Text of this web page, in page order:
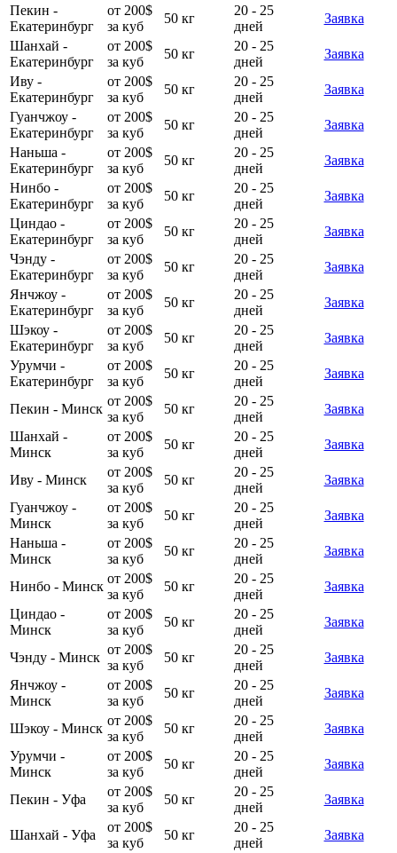
Пекин -
Екатеринбург
от 200$
за куб
50 кг
20 - 25
дней
Заявка
Шанхай -
Екатеринбург
от 200$
за куб
50 кг
20 - 25
дней
Заявка
Иву -
Екатеринбург
от 200$
за куб
50 кг
20 - 25
дней
Заявка
Гуанчжоу -
Екатеринбург
от 200$
за куб
50 кг
20 - 25
дней
Заявка
Наньша -
Екатеринбург
от 200$
за куб
50 кг
20 - 25
дней
Заявка
Нинбо -
Екатеринбург
от 200$
за куб
50 кг
20 - 25
дней
Заявка
Циндао -
Екатеринбург
от 200$
за куб
50 кг
20 - 25
дней
Заявка
Чэнду -
Екатеринбург
от 200$
за куб
50 кг
20 - 25
дней
Заявка
Янчжоу -
Екатеринбург
от 200$
за куб
50 кг
20 - 25
дней
Заявка
Шэкоу -
Екатеринбург
от 200$
за куб
50 кг
20 - 25
дней
Заявка
Урумчи -
Екатеринбург
от 200$
за куб
50 кг
20 - 25
дней
Заявка
Пекин - Минск
от 200$
за куб
50 кг
20 - 25
дней
Заявка
Шанхай -
Минск
от 200$
за куб
50 кг
20 - 25
дней
Заявка
Иву - Минск
от 200$
за куб
50 кг
20 - 25
дней
Заявка
Гуанчжоу -
Минск
от 200$
за куб
50 кг
20 - 25
дней
Заявка
Наньша -
Минск
от 200$
за куб
50 кг
20 - 25
дней
Заявка
Нинбо - Минск
от 200$
за куб
50 кг
20 - 25
дней
Заявка
Циндао -
Минск
от 200$
за куб
50 кг
20 - 25
дней
Заявка
Чэнду - Минск
от 200$
за куб
50 кг
20 - 25
дней
Заявка
Янчжоу -
Минск
от 200$
за куб
50 кг
20 - 25
дней
Заявка
Шэкоу - Минск
от 200$
за куб
50 кг
20 - 25
дней
Заявка
Урумчи -
Минск
от 200$
за куб
50 кг
20 - 25
дней
Заявка
Пекин - Уфа
от 200$
за куб
50 кг
20 - 25
дней
Заявка
Шанхай - Уфа
от 200$
за куб
50 кг
20 - 25
дней
Заявка